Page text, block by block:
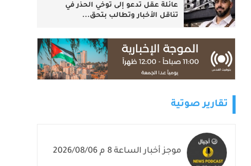
تناقل الأخبار وتطالب بتحق...